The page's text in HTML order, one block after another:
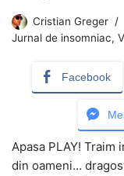
Cristian Greger
Jurnal de insomniac,
Facebook
Apasa PLAY!
din oameni…